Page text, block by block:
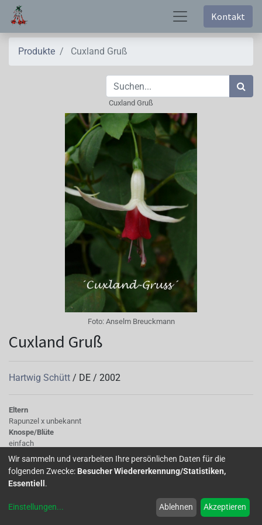
Kontakt
Produkte Cuxland Gruß
Cuxland Gruß
Foto: Anselm Breuckmann
Cuxland Gruß
Hartwig Schütt / DE / 2002
Eltern
Rapunzel x unbekannt
Knospe/Blüte
einfach
Wuchs
aufrecht
Home Mitglied werden Forum
Wir sammeln und verarbeiten Ihre persönlichen Daten für die
folgenden Zwecke: Besucher Wiedererkennung/Statistiken,
Essentiell .
Einstellungen... Ablehnen Akzeptieren